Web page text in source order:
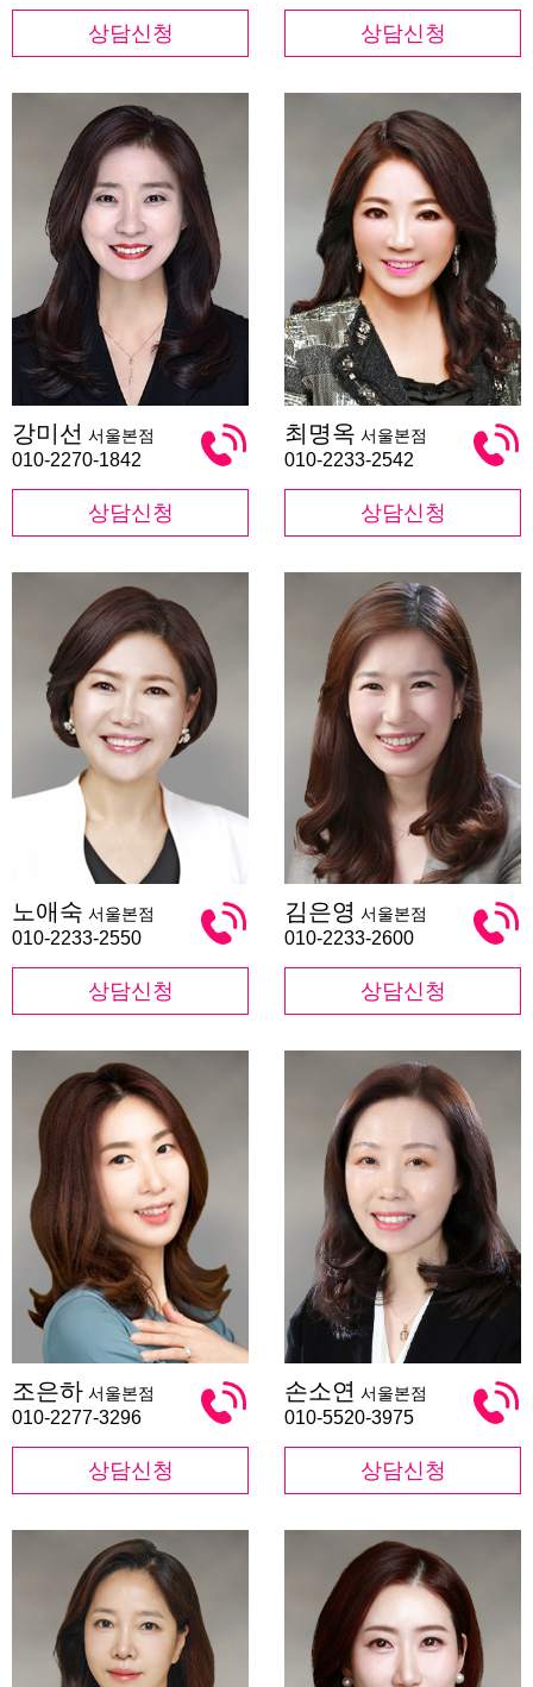
상담신청 상담신청
미
선
강미선 서울본점
010-2270-1842
상담신청
명
옥
최명옥 서울본점
010-2233-2542
상담신청
애
숙
노애숙 서울본점
010-2233-2550
상담신청
은
영
김은영 서울본점
010-2233-2600
상담신청
은
하
조은하 서울본점
010-2277-3296
상담신청
소
연
손소연 서울본점
010-5520-3975
상담신청